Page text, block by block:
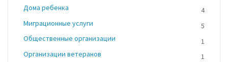
Дома ребенка
4
Миграционные услуги
5
Общественные организации
1
Организации ветеранов
1